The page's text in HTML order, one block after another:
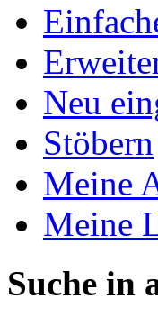
Neu
Stöbern
Meine
Meine
Suche in